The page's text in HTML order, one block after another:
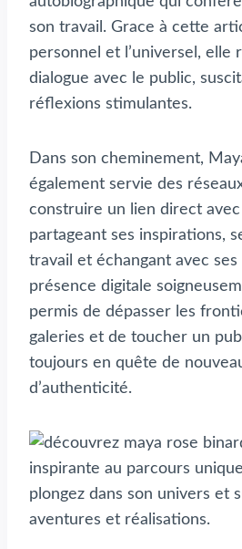
son travail. Grace à cette
personnel et l’universel, elle
dialogue avec le public,
réflexions stimulantes.
Dans son cheminement,
également servie des
construire un lien direct
partageant ses inspirations,
travail et échangant avec
présence digitale
permis de dépasser les
galeries et de toucher un
toujours en quête de
d’authenticité.